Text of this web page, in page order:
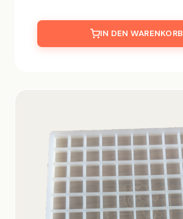
IN DEN WARENKORB